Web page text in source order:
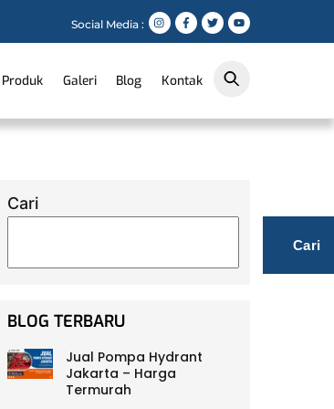
Social Media :
Produk Galeri Blog Kontak
Cari
Cari
BLOG TERBARU
Jual Pompa Hydrant
Jakarta – Harga
Termurah